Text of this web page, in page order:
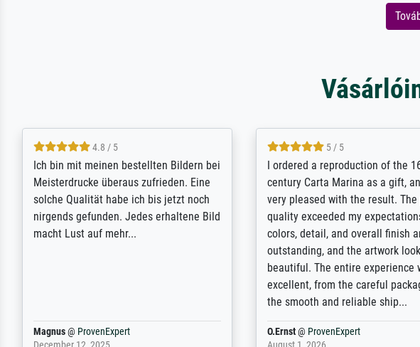
5 / 5
Rundum positive Erfahrung. Die
Ausführung des Auftrags hat eine Weile
gedauert, die angekündigte Lieferzeit
wurde aber letztlich sogar etwas
unterschritten. Die Qualität des Papiers
Dr.@ProvenExpert
5 / 5
The team at Meisterdrucke
meet its clients demands, and
expert advice on how to obtain
results for the prints requested
client. The company has a vast
repertoire of prints to choose
will provide excellent service also
regards to prints which are not in
repertoire. Highly recommended!
Anonym@ProvenExpert